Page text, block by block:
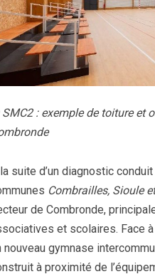
: exemple de toiture et
suite d’un diagnostic
Combrailles, Sioule
de Combronde,
et scolaires. Face
nouveau gymnase
à proximité de